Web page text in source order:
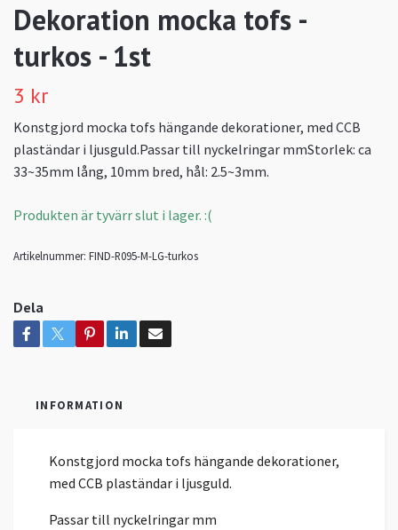
Dekoration mocka tofs -
turkos - 1st
3 kr
Konstgjord mocka tofs hängande dekorationer, med CCB
plaständar i ljusguld.Passar till nyckelringar mmStorlek: ca
33~35mm lång, 10mm bred, hål: 2.5~3mm.
Produkten är tyvärr slut i lager. :(
Artikelnummer: FIND-R095-M-LG-turkos
Dela
INFORMATION
Konstgjord mocka tofs hängande dekorationer,
med CCB plaständar i ljusguld.
Passar till nyckelringar mm